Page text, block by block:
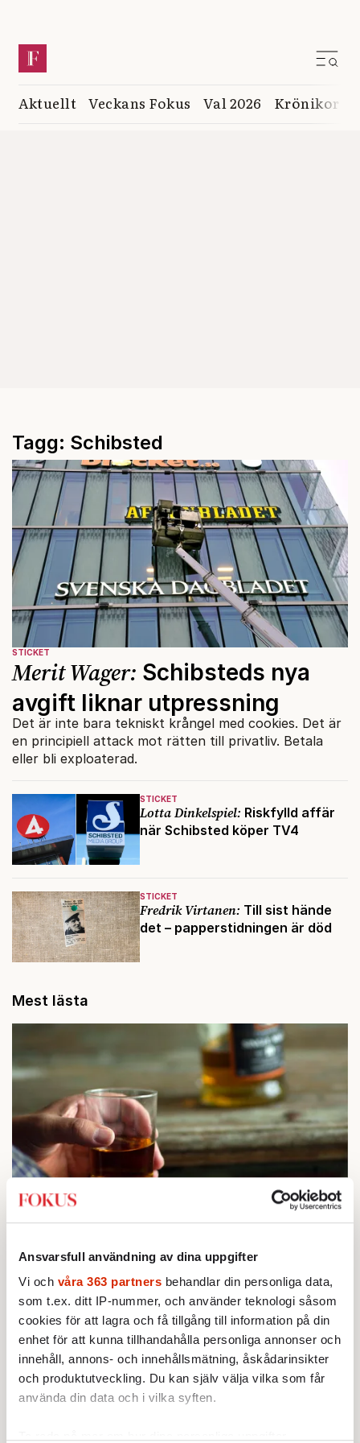
Ansvarsfull användning av dina uppgifter
Vi och våra 363 partners behandlar din personliga data,
som t.ex. ditt IP-nummer, och använder teknologi såsom
cookies för att lagra och få tillgång till information på din
enhet för att kunna tillhandahålla personliga annonser och
innehåll, annons- och innehållsmätning, åskådarinsikter
och produktutveckling. Du kan själv välja vilka som får
använda din data och i vilka syften.
Aktuellt Veckans Fokus Val 2026 Krönikor
Tagg: Schibsted
STICKET
Lotta Dinkelspiel: Riskfylld affär
när Schibsted köper TV4
STICKET
Fredrik Virtanen: Till sist hände
det – papperstidningen är död
STICKET
Merit Wager: Schibsteds nya
avgift liknar utpressning
Det är inte bara tekniskt krångel med cookies. Det är
en principiell attack mot rätten till privatliv. Betala
eller bli exploaterad.
Mest lästa
1.Bitte Assarmo:
KRÖNIKA
2. Frans Wachtmeister:
Ja, AC är ett hot mot den
franska civilisationen
BOKRECENSION
3.Den röda tråden som brast
Av: Gustaf Lewander
KRÖNIKA
4.Nina Lekander:På ”Kommunisthögskolan” drömde
alla om att vara arbetarklass
KRÖNIKA
5.Sakine Madon:Efter islamistdådet oroar sig
STICKET